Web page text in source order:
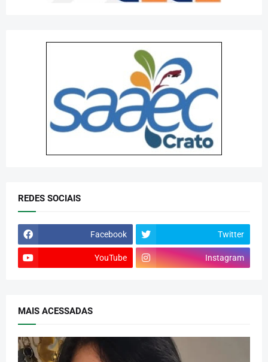
REDES SOCIAIS
Facebook Twitter
YouTube Instagram
MAIS ACESSADAS